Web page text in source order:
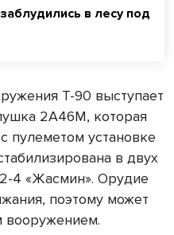
в лесу под
Т-90 выступает
2А46М, которая
пулеметом установке
в двух
4 «Жасмин». Орудие
поэтому может
вооружением.